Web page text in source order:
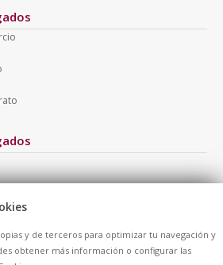
y de terceros para optimizar tu navegación y
obtener más información o configurar las